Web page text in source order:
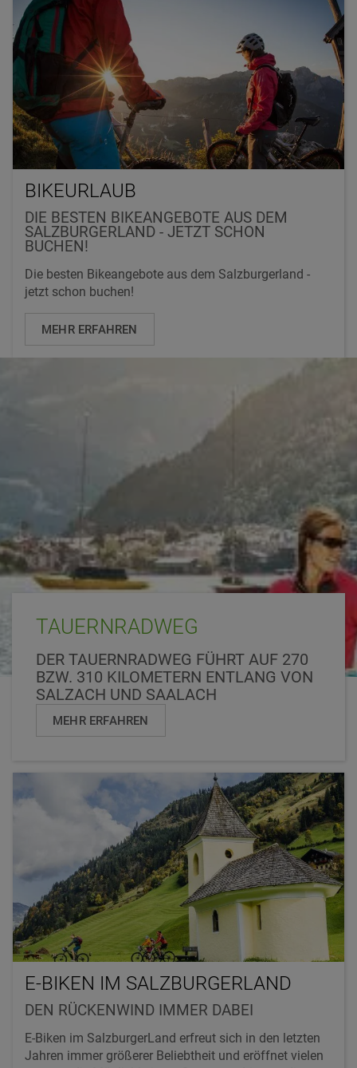
BIKEURLAUB
DIE BESTEN BIKEANGEBOTE AUS DEM
SALZBURGERLAND - JETZT SCHON
BUCHEN!
Die besten Bikeangebote aus dem Salzburgerland -
jetzt schon buchen!
MEHR ERFAHREN
TAUERNRADWEG
DER TAUERNRADWEG FÜHRT AUF 270
BZW. 310 KILOMETERN ENTLANG VON
SALZACH UND SAALACH
MEHR ERFAHREN
E-BIKEN IM SALZBURGERLAND
DEN RÜCKENWIND IMMER DABEI
E-Biken im SalzburgerLand erfreut sich in den letzten
Jahren immer größerer Beliebtheit und eröffnet vielen